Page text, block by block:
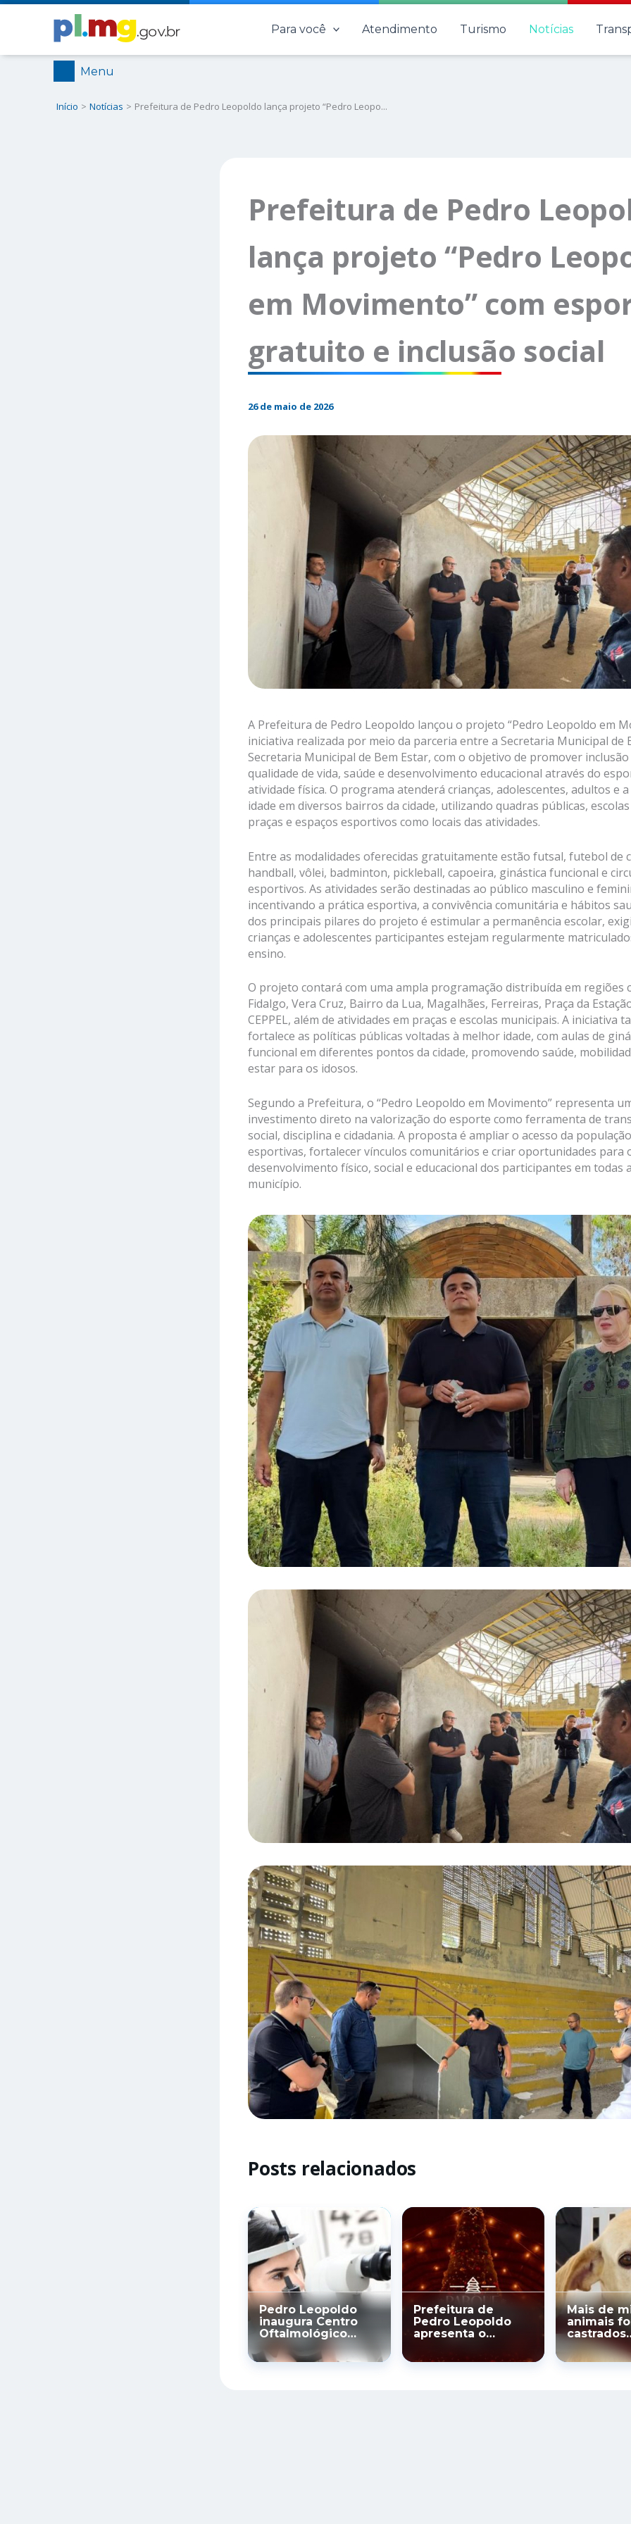
Para você Atendimento Turismo Notícias
Menu
Início Notícias Prefeitura de Pedro Leopoldo lança projeto “Pedro Leopo...
Prefeitura de Pedro
lança projeto “Pedro
em Movimento” com
gratuito e inclusão social
26 de maio de 2026
A Prefeitura de Pedro Leopoldo lançou o projeto “Pedro Leopoldo em
iniciativa realizada por meio da parceria entre a Secretaria Municipal de
Secretaria Municipal de Bem Estar, com o objetivo de promover inclusão
qualidade de vida, saúde e desenvolvimento educacional através do
atividade física. O programa atenderá crianças, adolescentes, adultos e
idade em diversos bairros da cidade, utilizando quadras públicas,
praças e espaços esportivos como locais das atividades.
Entre as modalidades oferecidas gratuitamente estão futsal, futebol de
handball, vôlei, badminton, pickleball, capoeira, ginástica funcional e
esportivos. As atividades serão destinadas ao público masculino e
incentivando a prática esportiva, a convivência comunitária e hábitos
dos principais pilares do projeto é estimular a permanência escolar,
crianças e adolescentes participantes estejam regularmente
ensino.
O projeto contará com uma ampla programação distribuída em regiões
Fidalgo, Vera Cruz, Bairro da Lua, Magalhães, Ferreiras, Praça da
CEPPEL, além de atividades em praças e escolas municipais. A iniciativa
fortalece as políticas públicas voltadas à melhor idade, com aulas de
funcional em diferentes pontos da cidade, promovendo saúde,
estar para os idosos.
Segundo a Prefeitura, o “Pedro Leopoldo em Movimento” representa
investimento direto na valorização do esporte como ferramenta de
social, disciplina e cidadania. A proposta é ampliar o acesso da
esportivas, fortalecer vínculos comunitários e criar oportunidades para
desenvolvimento físico, social e educacional dos participantes em todas
município.
Posts relacionados
Pedro Leopoldo
inaugura Centro
Oftalmológico
avanço inédito na
Prefeitura de
Pedro Leopoldo
apresenta o
Encantado” – o
Mais de
animais
castrados
Prefeitura